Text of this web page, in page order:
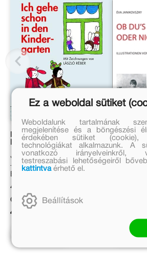
Ich gehe schon in den
Kindergarten
Janikovszky Éva
Eredeti ár:
4 999 Ft
Online ár:
4 099 Ft
Ob du’s
Ez a weboldal sütiket
Weboldalunk tartalmának
megjelenítése és a böngészési
érdekében sütiket
technológiákat alkalmazunk. A
vonatkozó irányelveinkről,
testreszabási lehetőségeiről
kattintvaérhető el.
Beállítások